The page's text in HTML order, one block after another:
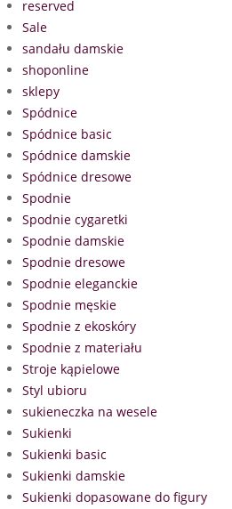
reserved
Sale
sandału damskie
shoponline
sklepy
Spódnice
Spódnice basic
Spódnice damskie
Spódnice dresowe
Spodnie
Spodnie cygaretki
Spodnie damskie
Spodnie dresowe
Spodnie eleganckie
Spodnie męskie
Spodnie z ekoskóry
Spodnie z materiału
Stroje kąpielowe
Styl ubioru
sukieneczka na wesele
Sukienki
Sukienki basic
Sukienki damskie
Sukienki dopasowane do figury